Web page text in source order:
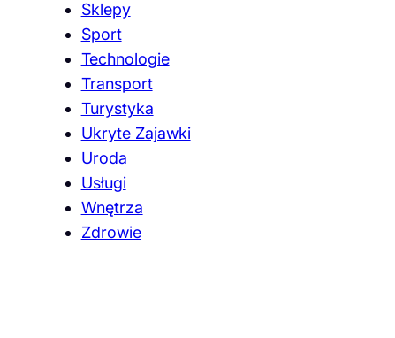
Sklepy
Sport
Technologie
Transport
Turystyka
Ukryte Zajawki
Uroda
Usługi
Wnętrza
Zdrowie